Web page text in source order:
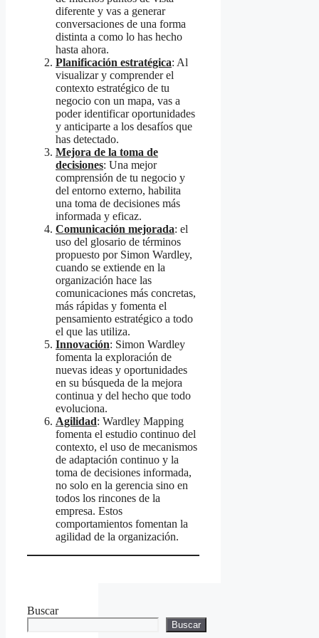
diferente y vas a generar
conversaciones de una forma
distinta a como lo has hecho
hasta ahora.
Planificación estratégica: Al
visualizar y comprender el
contexto estratégico de tu
negocio con un mapa, vas a
poder identificar oportunidades
y anticiparte a los desafíos que
has detectado.
Mejora de la toma de
decisiones: Una mejor
comprensión de tu negocio y
del entorno externo, habilita
una toma de decisiones más
informada y eficaz.
Comunicación mejorada: el
uso del glosario de términos
propuesto por Simon Wardley,
cuando se extiende en la
organización hace las
comunicaciones más concretas,
más rápidas y fomenta el
pensamiento estratégico a todo
el que las utiliza.
Innovación: Simon Wardley
fomenta la exploración de
nuevas ideas y oportunidades
en su búsqueda de la mejora
continua y del hecho que todo
evoluciona.
Agilidad: Wardley Mapping
fomenta el estudio continuo del
contexto, el uso de mecanismos
de adaptación continuo y la
toma de decisiones informada,
no solo en la gerencia sino en
todos los rincones de la
empresa. Estos
comportamientos fomentan la
agilidad de la organización.
Buscar
Buscar